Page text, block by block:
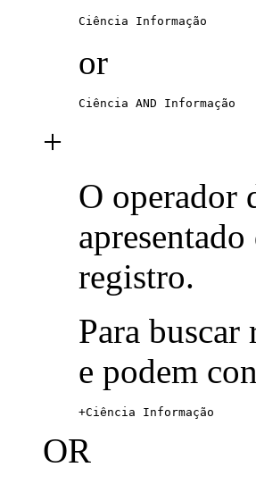
Ciência Informação
or
Ciência AND Informação
+
O operador
registro.
Para
e podem
+Ciência Informação
OR